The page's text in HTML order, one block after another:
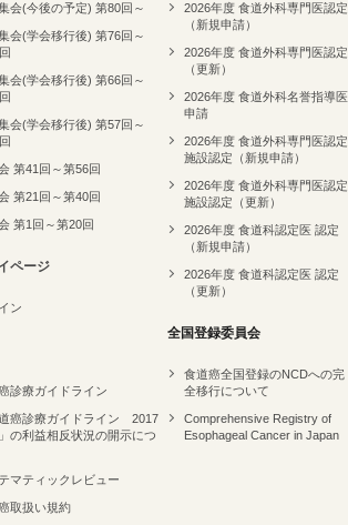
会(今後の予定) 第80回～
会(学会移行後) 第76回～
会(学会移行後) 第66回～
会(学会移行後) 第57回～
第41回～第56回
第21回～第40回
第1回～第20回
ページ
ン
診療ガイドライン
道癌診療ガイドライン 2017
の利益相反状況の開示につ
マティックレビュー
取扱い規約
2026年度 食道外科専門医認定
（新規申請）
2026年度 食道外科専門医認定
（更新）
2026年度 食道外科名誉指導医
申請
2026年度 食道外科専門医認定
施設認定（新規申請）
2026年度 食道外科専門医認定
施設認定（更新）
2026年度 食道科認定医 認定
（新規申請）
2026年度 食道科認定医 認定
（更新）
全国登録委員会
食道癌全国登録のNCDへの完
全移行について
Comprehensive Registry of
Esophageal Cancer in Japan